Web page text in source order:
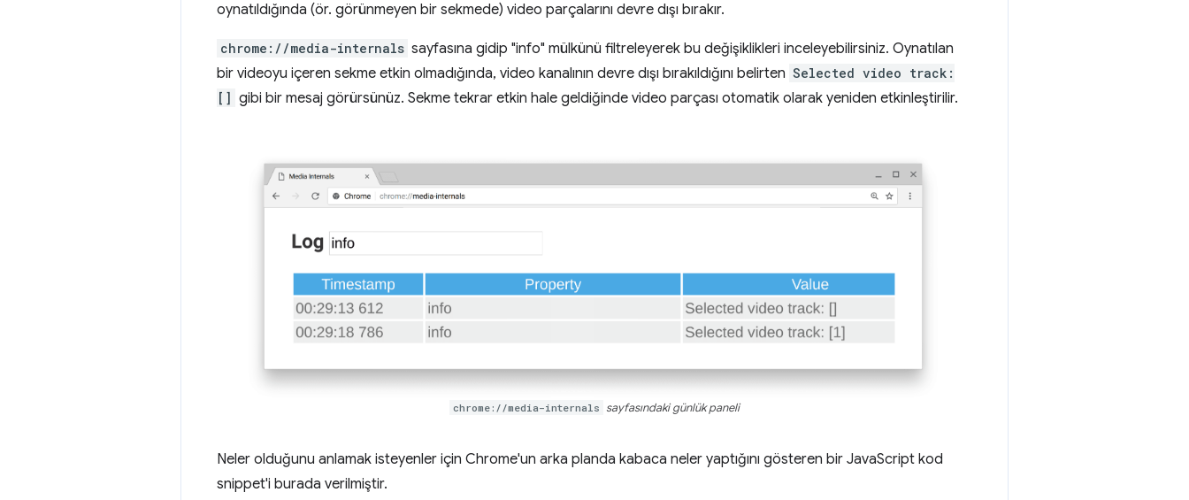
oynatıldığında (ör. görünmeyen bir sekmede) video parçalarını devre dışı bırakır.
chrome://media-internals sayfasına gidip "info" mülkünü filtreleyerek bu değişiklikleri inceleyebilirsiniz. Oynatılan
bir videoyu içeren sekme etkin olmadığında, video kanalının devre dışı bırakıldığını belirten Selected video track:
[] gibi bir mesaj görürsünüz. Sekme tekrar etkin hale geldiğinde video parçası otomatik olarak yeniden etkinleştirilir.
chrome://media-internals sayfasındaki günlük paneli
Neler olduğunu anlamak isteyenler için Chrome'un arka planda kabaca neler yaptığını gösteren bir JavaScript kod
snippet'i burada verilmiştir.